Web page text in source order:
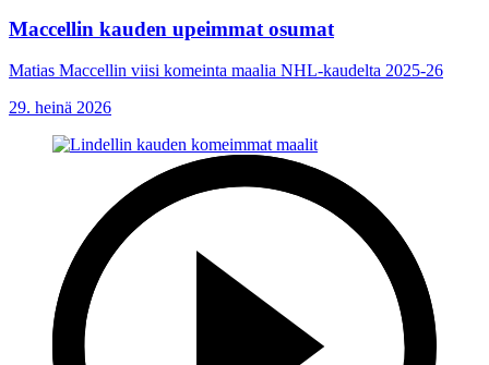
Maccellin kauden upeimmat osumat
Matias Maccellin viisi komeinta maalia NHL-kaudelta 2025-26
29. heinä 2026